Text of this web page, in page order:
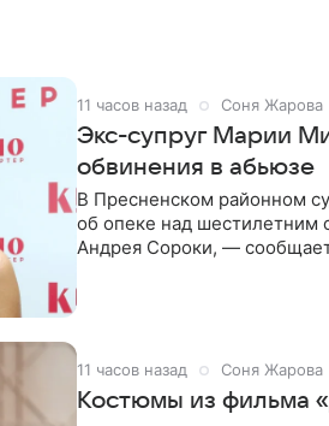
11 часов назад Соня Жарова
Экс-супруг Марии
обвинения в абьюзе
В Пресненском районном
об опеке над
Андрея Сороки, —
11 часов назад Соня Жарова
Костюмы из фильма